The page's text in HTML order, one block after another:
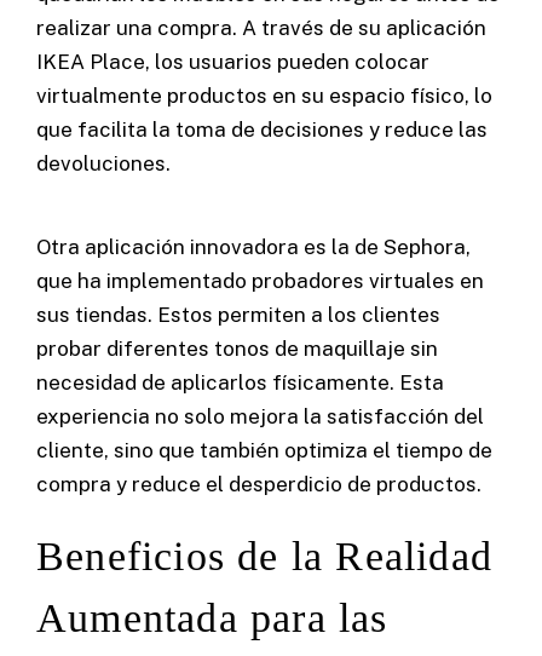
realizar una compra. A través de su aplicación
IKEA Place, los usuarios pueden colocar
virtualmente productos en su espacio físico, lo
que facilita la toma de decisiones y reduce las
devoluciones.
Otra aplicación innovadora es la de Sephora,
que ha implementado probadores virtuales en
sus tiendas. Estos permiten a los clientes
probar diferentes tonos de maquillaje sin
necesidad de aplicarlos físicamente. Esta
experiencia no solo mejora la satisfacción del
cliente, sino que también optimiza el tiempo de
compra y reduce el desperdicio de productos.
Beneficios de la Realidad
Aumentada para las